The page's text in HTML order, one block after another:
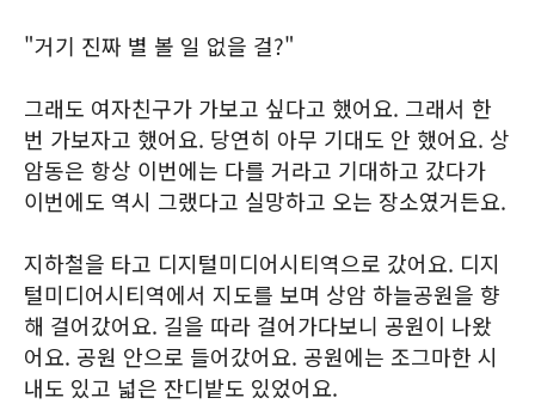
"거기 진짜 별 볼 일 없을 걸?"
그래도 여자친구가 가보고 싶다고 했어요. 그래서 한
번 가보자고 했어요. 당연히 아무 기대도 안 했어요. 상
암동은 항상 이번에는 다를 거라고 기대하고 갔다가
이번에도 역시 그랬다고 실망하고 오는 장소였거든요.
지하철을 타고 디지털미디어시티역으로 갔어요. 디지
털미디어시티역에서 지도를 보며 상암 하늘공원을 향
해 걸어갔어요. 길을 따라 걸어가다보니 공원이 나왔
어요. 공원 안으로 들어갔어요. 공원에는 조그마한 시
내도 있고 넓은 잔디밭도 있었어요.